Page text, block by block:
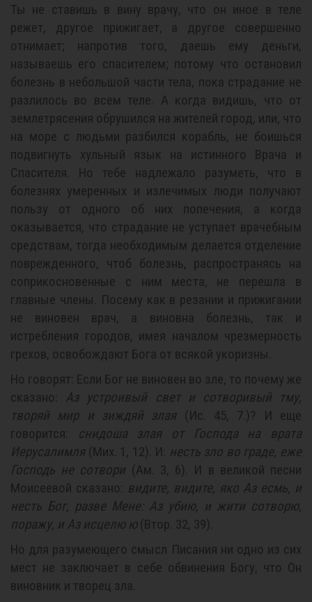
Ты не ставишь в вину врачу, что он иное в теле
режет, другое прижигает, а другое совершенно
отнимает; напротив того, даешь ему деньги,
называешь его спасителем; потому что остановил
болезнь в небольшой части тела, пока страдание не
разлилось во всем теле. А когда видишь, что от
землетрясения обрушился на жителей город, или, что
на море с людьми разбился корабль, не боишься
подвигнуть хульный язык на истинного Врача и
Спасителя. Но тебе надлежало разуметь, что в
болезнях умеренных и излечимых люди получают
пользу от одного об них попечения, а когда
оказывается, что страдание не уступает врачебным
средствам, тогда необходимым делается отделение
поврежденного, чтоб болезнь, распространясь на
соприкосновенные с ним места, не перешла в
главные члены. Посему как в резании и прижигании
не виновен врач, а виновна болезнь, так и
истребления городов, имея началом чрезмерность
грехов, освобождают Бога от всякой укоризны.
Но говорят: Если Бог не виновен во зле, то почему же
сказано: Аз устроивый свет и сотворивый тму,
творяй мир и зиждяй злая (Ис. 45, 7.)? И еще
говорится:
снидоша злая от Господа на врата
Иерусалимля(Мих. 1, 12). И: несть зло во граде, еже
Господь не сотвори (Ам. 3, 6). И в великой песни
Моисеевой сказано: видите, видите, яко Аз есмь, и
несть Бог, разве Мене: Аз убию, и жити сотворю,
поражу, и Аз исцелю ю(Втор. 32, 39).
Но для разумеющего смысл Писания ни одно из сих
мест не заключает в себе обвинения Богу, что Он
виновник и творец зла.